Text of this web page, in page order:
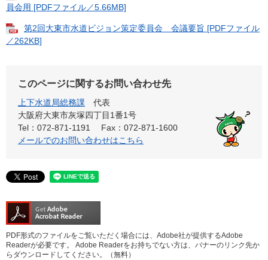
員会用 [PDFファイル／5.66MB]
第2回大東市水道ビジョン策定委員会 会議要旨 [PDFファイル
／262KB]
このページに関するお問い合わせ先
上下水道局総務課
代表
大阪府大東市灰塚四丁目1番1号
Tel：072-871-1191
Fax：072-871-1600
メールでのお問い合わせはこちら
PDF形式のファイルをご覧いただく場合には、Adobe社が提供するAdobe
Readerが必要です。
Adobe Readerをお持ちでない方は、バナーのリンク先か
らダウンロードしてください。（無料）